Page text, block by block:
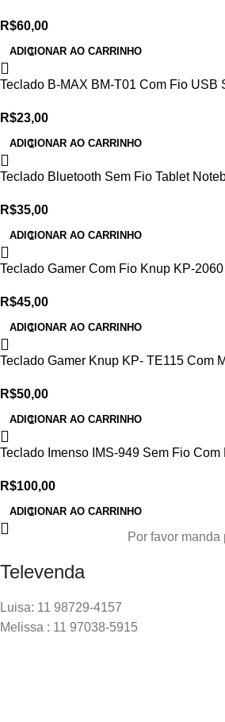
R$60,00
ADICIONAR AO CARRINHO
Teclado B-MAX BM-T01 Com Fio USB
R$23,00
ADICIONAR AO CARRINHO
Teclado Bluetooth Sem Fio Tablet
R$35,00
ADICIONAR AO CARRINHO
Teclado Gamer Com Fio Knup KP-
R$45,00
ADICIONAR AO CARRINHO
Teclado Gamer Knup KP- TE115 Com
R$50,00
ADICIONAR AO CARRINHO
Teclado Imenso IMS-949 Sem Fio Com
R$100,00
ADICIONAR AO CARRINHO
Por favor
Televenda
Luisa: 11 98729-4157
Melissa : 11 97038-5915